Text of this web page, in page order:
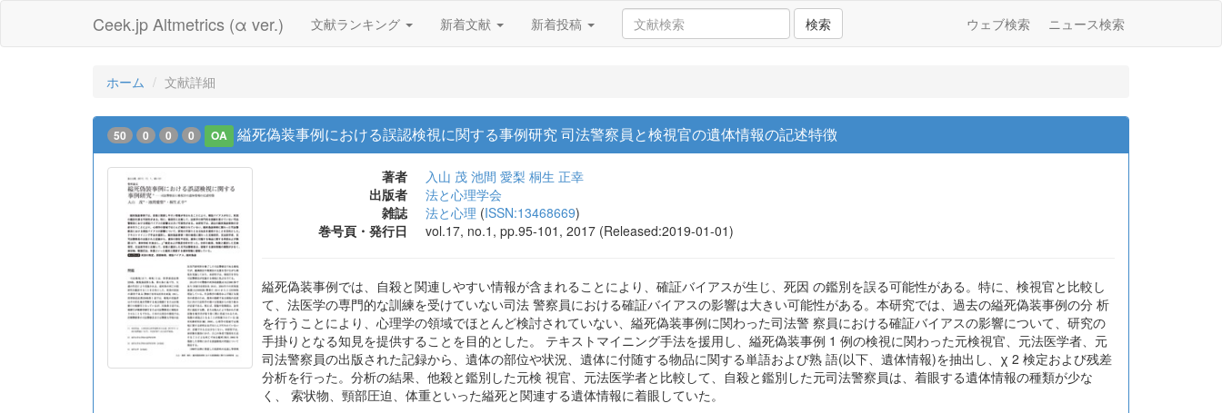
Ceek.jp Altmetrics (α ver.) 文献ランキング 新着文献 新着投稿 検索 ウェブ検索 ニュース検索
ホーム 文献詳細
50 0 0 0 OA 縊死偽装事例における誤認検視に関する事例研究 司法警察員と検視官の遺体情報の記述特徴
著者 入山 茂 池間 愛梨 桐生 正幸
出版者
法と心理学会
雑誌
法と心理 (ISSN:13468669)
巻号頁・発行日
vol.17, no.1, pp.95-101, 2017 (Released:2019-01-01)
縊死偽装事例では、自殺と関連しやすい情報が含まれることにより、確証バイアスが生じ、死因 の鑑別を誤る可能性がある。特に、検視官と比較し
て、法医学の専門的な訓練を受けていない司法 警察員における確証バイアスの影響は大きい可能性がある。本研究では、過去の縊死偽装事例の分 析
を行うことにより、心理学の領域でほとんど検討されていない、縊死偽装事例に関わった司法警 察員における確証バイアスの影響について、研究の
手掛りとなる知見を提供することを目的とした。 テキストマイニング手法を援用し、縊死偽装事例 1 例の検視に関わった元検視官、元法医学者、元
司法警察員の出版された記録から、遺体の部位や状況、遺体に付随する物品に関する単語および熟 語(以下、遺体情報)を抽出し、χ 2 検定および残差
分析を行った。分析の結果、他殺と鑑別した元検 視官、元法医学者と比較して、自殺と鑑別した元司法警察員は、着眼する遺体情報の種類が少な
く、 索状物、頸部圧迫、体重といった縊死と関連する遺体情報に着眼していた。